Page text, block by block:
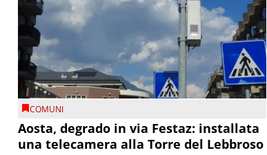
COMUNI
Aosta, degrado in via Festaz: installata
una telecamera alla Torre del Lebbroso